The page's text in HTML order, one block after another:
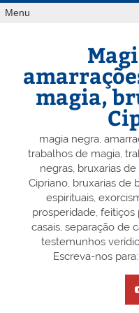
Skip
toMenu
magia,
magia negra,
trabalhos de magia,
negras, bruxarias
Cipriano, bruxarias de
espirituais,
prosperidade,
casais, separação de
testemunhos
Escreva-nos